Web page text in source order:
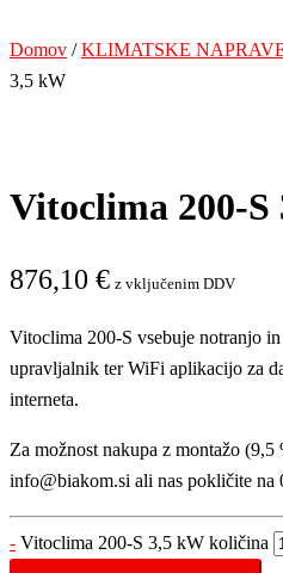
Domov /KLIMATSKE
3,5 kW
Vitoclima 200-S
876,10 € z vključenim DDV
Vitoclima 200-S vsebuje notranjo
upravljalnik ter WiFi aplikacijo za
interneta.
Za možnost nakupa z montažo
info@biakom.si ali nas pokličite na
- Vitoclima 200-S 3,5 kW količina